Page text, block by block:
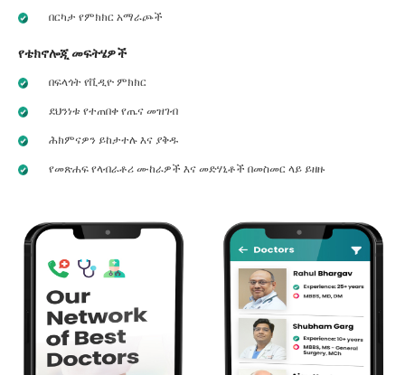
በርካታ የምክክር አማራጮች
የቴክኖሎጂ መፍትሄዎች
በፍላጎት የቪዲዮ ምክክር
ደህንነቱ የተጠበቀ የጤና መዝገብ
ሕክምናዎን ይከታተሉ እና ያቅዱ
የመጽሐፍ የላብራቶሪ ሙከራዎች እና መድሃኒቶች በመስመር ላይ ይዘዙ